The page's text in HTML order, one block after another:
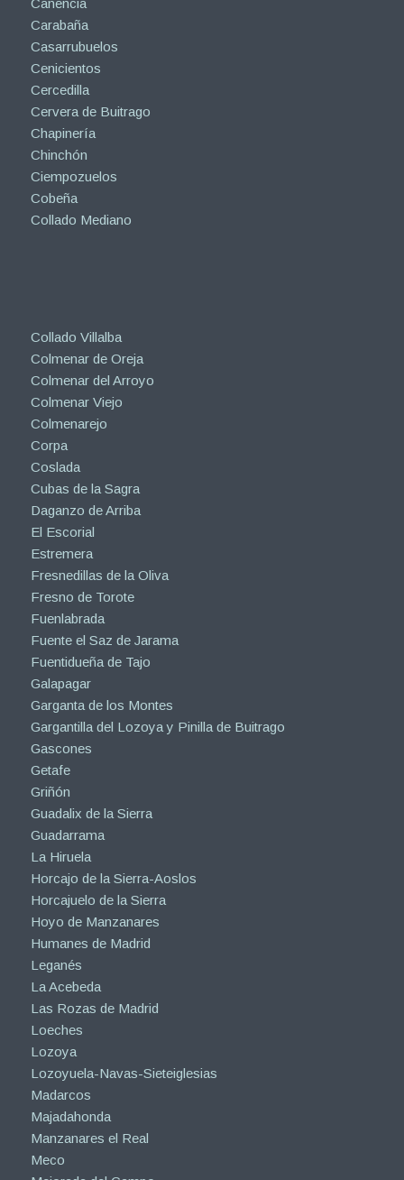
Canencia
Carabaña
Casarrubuelos
Cenicientos
Cercedilla
Cervera de Buitrago
Chapinería
Chinchón
Ciempozuelos
Cobeña
Collado Mediano
Collado Villalba
Colmenar de Oreja
Colmenar del Arroyo
Colmenar Viejo
Colmenarejo
Corpa
Coslada
Cubas de la Sagra
Daganzo de Arriba
El Escorial
Estremera
Fresnedillas de la Oliva
Fresno de Torote
Fuenlabrada
Fuente el Saz de Jarama
Fuentidueña de Tajo
Galapagar
Garganta de los Montes
Gargantilla del Lozoya y Pinilla de Buitrago
Gascones
Getafe
Griñón
Guadalix de la Sierra
Guadarrama
La Hiruela
Horcajo de la Sierra-Aoslos
Horcajuelo de la Sierra
Hoyo de Manzanares
Humanes de Madrid
Leganés
La Acebeda
Las Rozas de Madrid
Loeches
Lozoya
Lozoyuela-Navas-Sieteiglesias
Madarcos
Majadahonda
Manzanares el Real
Meco